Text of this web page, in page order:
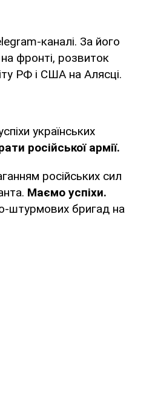
каналі. За його
фронті, розвиток
РФ і США на Алясці.
українських
російської армії.
російських сил
Маємо успіхи.
штурмових бригад на